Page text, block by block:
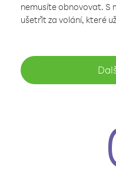
nemusíte obnovovat. S
ušetřit za volání, které